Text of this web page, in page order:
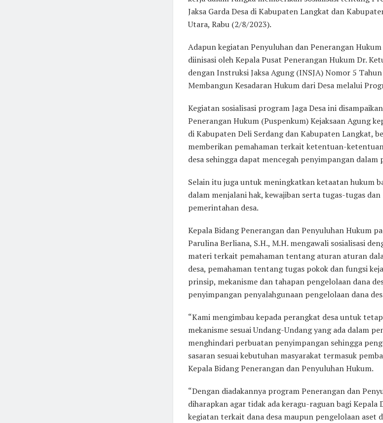
Jaksa Garda Desa di Kabupaten Langkat dan
Utara, Rabu (2/8/2023).
Adapun kegiatan Penyuluhan dan Penerangan Hukum
diinisasi oleh Kepala Pusat Penerangan Hukum Dr.
dengan Instruksi Jaksa Agung (INSJA) Nomor 5
Membangun Kesadaran Hukum dari Desa melalui
Kegiatan sosialisasi program Jaga Desa ini
Penerangan Hukum (Puspenkum) Kejaksaan Agung
di Kabupaten Deli Serdang dan Kabupaten Langkat,
memberikan pemahaman terkait ketentuan-
desa sehingga dapat mencegah penyimpangan dalam
Selain itu juga untuk meningkatkan ketaatan hukum
dalam menjalani hak, kewajiban serta tugas-tugas
pemerintahan desa.
Kepala Bidang Penerangan dan Penyuluhan Hukum
Parulina Berliana, S.H., M.H. mengawali sosialisasi
materi terkait pemahaman tentang aturan aturan
desa, pemahaman tentang tugas pokok dan fungsi
prinsip, mekanisme dan tahapan pengelolaan dana
penyimpangan penyalahgunaan pengelolaan dana
“Kami mengimbau kepada perangkat desa untuk
mekanisme sesuai Undang-Undang yang ada dalam
menghindari perbuatan penyimpangan sehingga
sasaran sesuai kebutuhan masyarakat termasuk
Kepala Bidang Penerangan dan Penyuluhan Hukum.
“Dengan diadakannya program Penerangan dan
diharapkan agar tidak ada keragu-raguan bagi Kepala
kegiatan terkait dana desa maupun pengelolaan aset